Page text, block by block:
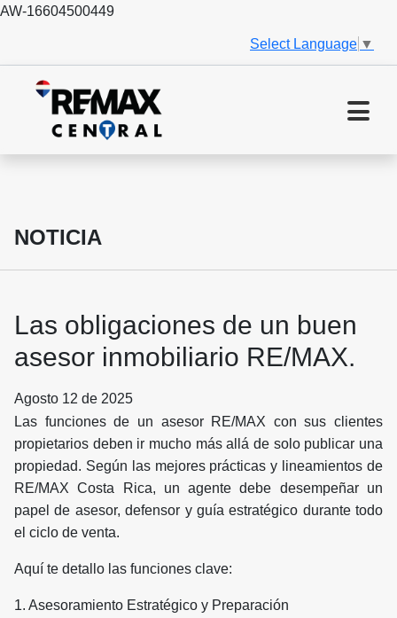
AW-16604500449
Select Language ▼
NOTICIA
Las obligaciones de un buen
asesor inmobiliario RE/MAX.
Agosto 12 de 2025
Las funciones de un asesor RE/MAX con sus clientes
propietarios deben ir mucho más allá de solo publicar una
propiedad. Según las mejores prácticas y lineamientos de
RE/MAX Costa Rica, un agente debe desempeñar un
papel de asesor, defensor y guía estratégico durante todo
el ciclo de venta.
Aquí te detallo las funciones clave:
1. Asesoramiento Estratégico y Preparación